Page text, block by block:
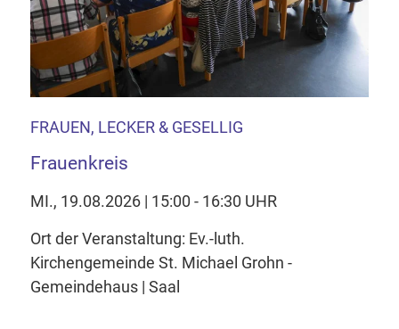
FRAUEN, LECKER & GESELLIG
Frauenkreis
MI., 19.08.2026 | 15:00 - 16:30 UHR
Ort der Veranstaltung: Ev.-luth.
Kirchengemeinde St. Michael Grohn -
Gemeindehaus | Saal